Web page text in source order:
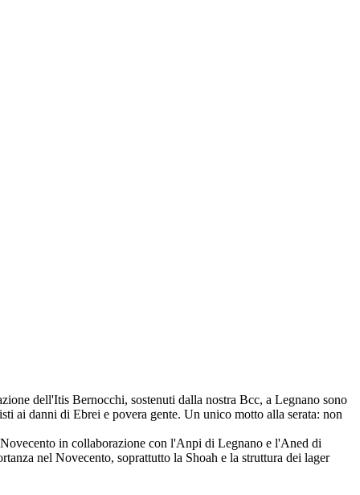
dell'Itis Bernocchi, sostenuti dalla nostra Bcc, a Legnano sono
ai danni di Ebrei e povera gente. Un unico motto alla serata: non
in collaborazione con l'Anpi di Legnano e l'Aned di
nel Novecento, soprattutto la Shoah e la struttura dei lager